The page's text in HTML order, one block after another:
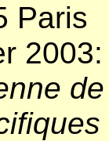
Paris